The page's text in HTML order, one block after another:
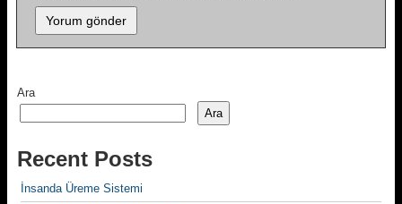
Ara
Ara
Recent Posts
İnsanda Üreme Sistemi